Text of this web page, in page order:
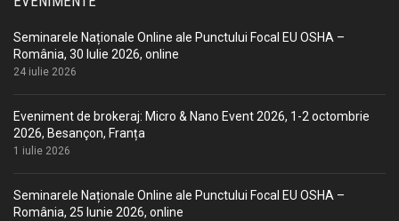
Seminarele Naționale Online ale Punctului Focal EU OSHA –
România, 30 Iulie 2026, online
24 iulie 2026
Eveniment de brokeraj: Micro & Nano Event 2026, 1-2 octombrie
2026, Besançon, Franța
1 iulie 2026
Seminarele Naționale Online ale Punctului Focal EU OSHA –
România, 25 Iunie 2026, online